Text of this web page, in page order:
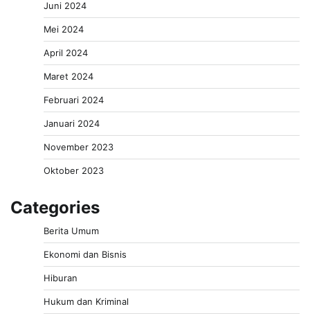
Juni 2024
Mei 2024
April 2024
Maret 2024
Februari 2024
Januari 2024
November 2023
Oktober 2023
Categories
Berita Umum
Ekonomi dan Bisnis
Hiburan
Hukum dan Kriminal